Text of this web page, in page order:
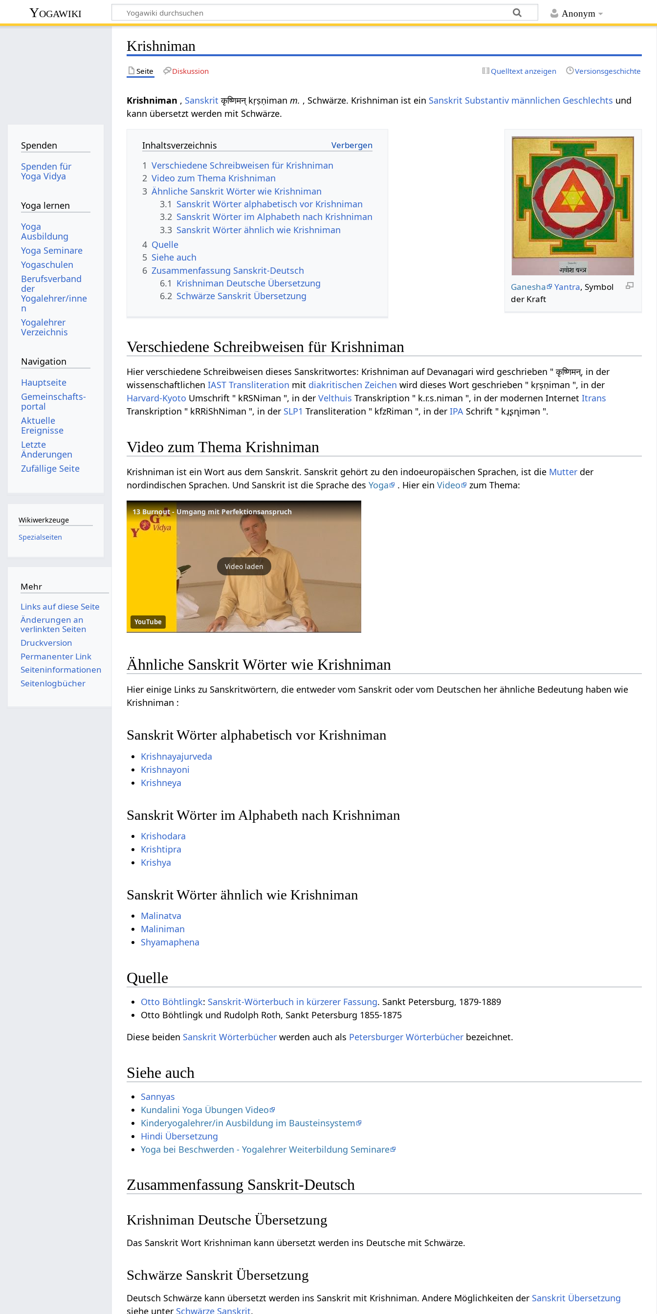
Anonym
Yogawiki
Krishniman
Seite Diskussion Quelltext anzeigen Versionsgeschichte
Krishniman , Sanskrit कृष्णिमन् kṛṣṇimanm. , Schwärze. Krishniman ist ein Sanskrit Substantiv männlichen Geschlechts und
kann übersetzt werden mit Schwärze.
Ganesha Yantra, Symbol
der Kraft
Inhaltsverzeichnis
1 Verschiedene Schreibweisen für Krishniman
2 Video zum Thema Krishniman
3 Ähnliche Sanskrit Wörter wie Krishniman
3.1 Sanskrit Wörter alphabetisch vor Krishniman
3.2 Sanskrit Wörter im Alphabeth nach Krishniman
3.3 Sanskrit Wörter ähnlich wie Krishniman
4 Quelle
5 Siehe auch
6 Zusammenfassung Sanskrit-Deutsch
6.1 Krishniman Deutsche Übersetzung
6.2 Schwärze Sanskrit Übersetzung
Verschiedene Schreibweisen für Krishniman
Hier verschiedene Schreibweisen dieses Sanskritwortes: Krishniman auf Devanagari wird geschrieben " कृष्णिमन्, in der
wissenschaftlichenIAST Transliteration mit diakritischen Zeichen wird dieses Wort geschrieben " kṛṣṇiman ", in der
Harvard-Kyoto Umschrift " kRSNiman ", in derVelthuis Transkription " k.r.s.niman ", in der modernen InternetItrans
Transkription " kRRiShNiman ", in der SLP1 Transliteration " kfzRiman ", in derIPA Schrift " kɹ̩ʂɳimən ".
Video zum Thema Krishniman
Krishniman ist ein Wort aus dem Sanskrit. Sanskrit gehört zu den indoeuropäischen Sprachen, ist die Mutter der
nordindischen Sprachen. Und Sanskrit ist die Sprache desYoga . Hier einVideo zum Thema:
13 Burnout - Umgang mit Perfektionsanspruch
Video laden
YouTube
Ähnliche Sanskrit Wörter wie Krishniman
Hier einige Links zu Sanskritwörtern, die entweder vom Sanskrit oder vom Deutschen her ähnliche Bedeutung haben wie
Krishniman :
Sanskrit Wörter alphabetisch vor Krishniman
Krishnayajurveda
Krishnayoni
Krishneya
Sanskrit Wörter im Alphabeth nach Krishniman
Krishodara
Krishtipra
Krishya
Sanskrit Wörter ähnlich wie Krishniman
Malinatva
Maliniman
Shyamaphena
Quelle
Otto Böhtlingk: Sanskrit-Wörterbuch in kürzerer Fassung. Sankt Petersburg, 1879-1889
Otto Böhtlingk und Rudolph Roth, Sankt Petersburg 1855-1875
Diese beiden Sanskrit Wörterbücher werden auch als Petersburger Wörterbücher bezeichnet.
Siehe auch
Sannyas
Kundalini Yoga Übungen Video
Kinderyogalehrer/in Ausbildung im Bausteinsystem
Yoga bei Beschwerden - Yogalehrer Weiterbildung Seminare
Zusammenfassung Sanskrit-Deutsch
Krishniman Deutsche Übersetzung
Das Sanskrit Wort Krishniman kann übersetzt werden ins Deutsche mit Schwärze.
Schwärze Sanskrit Übersetzung
Deutsch Schwärze kann übersetzt werden ins Sanskrit mit Krishniman. Andere Möglichkeiten der Sanskrit Übersetzung
siehe unter Schwärze Sanskrit.
Spenden
Spenden für
Yoga Vidya
Yoga lernen
Yoga
Ausbildung
Yoga Seminare
Yogaschulen
Berufsverband
der
Yogalehrer/inne
n
Yogalehrer
Verzeichnis
Navigation
Hauptseite
Gemeinschafts­
portal
Aktuelle
Ereignisse
Letzte
Änderungen
Zufällige Seite
Wikiwerkzeuge
Spezialseiten
Mehr
Links auf diese Seite
Änderungen an
verlinkten Seiten
Druckversion
Permanenter Link
Seiten­­informationen
Seitenlogbücher